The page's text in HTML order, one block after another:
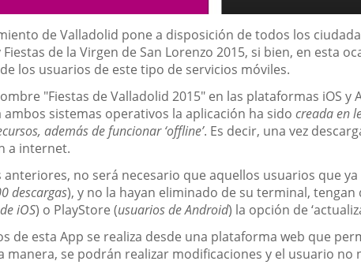
de Valladolid pone a disposición de todos los
de la Virgen de San Lorenzo 2015, si bien, en esta
los usuarios de este tipo de servicios móviles.
"Fiestas de Valladolid 2015" en las plataformas iOS
ambos sistemas operativos la aplicación ha sidocreada en
además de funcionar ‘offline’. Es decir, una vez
a internet.
no será necesario que aquellos usuarios que
descargas), y no la hayan eliminado de su terminal,
iOS) o PlayStore (usuarios de Android) la opción de
de esta App se realiza desde una plataforma web que
se podrán realizar modificaciones y el usuario no